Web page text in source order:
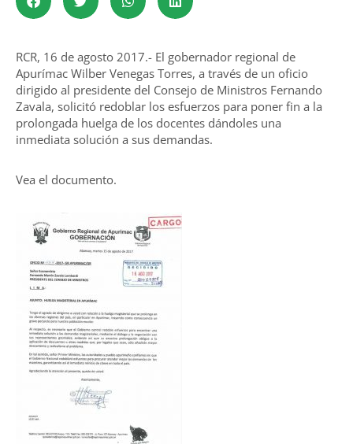
RCR, 16 de agosto 2017.- El gobernador regional de
Apurímac Wilber Venegas Torres, a través de un oficio
dirigido al presidente del Consejo de Ministros Fernando
Zavala, solicitó redoblar los esfuerzos para poner fin a la
prolongada huelga de los docentes dándoles una
inmediata solución a sus demandas.
Vea el documento.